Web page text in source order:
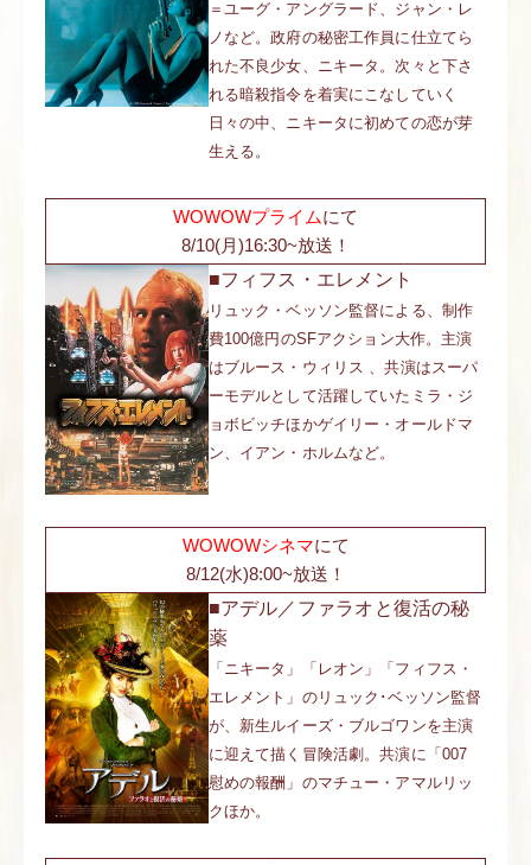
＝ユーグ・アングラード、ジャン・レ
ノなど。政府の秘密工作員に仕立てら
れた不良少女、ニキータ。次々と下さ
れる暗殺指令を着実にこなしていく
日々の中、ニキータに初めての恋が芽
生える。
WOWOWプライムにて
8/10(月)16:30~放送！
■フィフス・エレメント
リュック・ベッソン監督による、制作
費100億円のSFアクション大作。主演
はブルース・ウィリス 、共演はスーパ
ーモデルとして活躍していたミラ・ジ
ョボビッチほかゲイリー・オールドマ
ン、イアン・ホルムなど。
WOWOWシネマにて
8/12(水)8:00~放送！
■アデル／ファラオと復活の秘
薬
「ニキータ」「レオン」「フィフス・
エレメント」のリュック･ベッソン監督
が、新生ルイーズ・ブルゴワンを主演
に迎えて描く冒険活劇。共演に「007
慰めの報酬」のマチュー・アマルリッ
クほか。